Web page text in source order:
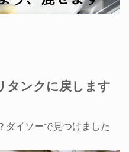
タンクに戻します
ダイソーで見つけました